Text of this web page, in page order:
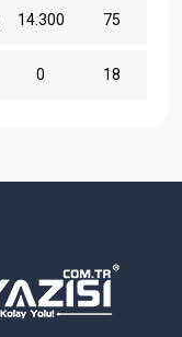
14.300 75
0 18